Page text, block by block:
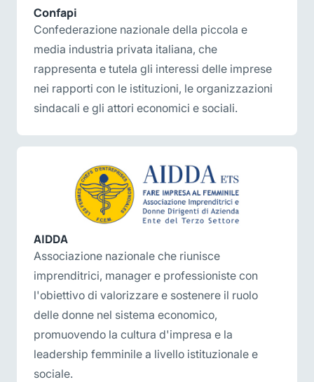
Confapi
Confederazione nazionale della piccola e
media industria privata italiana, che
rappresenta e tutela gli interessi delle imprese
nei rapporti con le istituzioni, le organizzazioni
sindacali e gli attori economici e sociali.
AIDDA
Associazione nazionale che riunisce
imprenditrici, manager e professioniste con
l'obiettivo di valorizzare e sostenere il ruolo
delle donne nel sistema economico,
promuovendo la cultura d'impresa e la
leadership femminile a livello istituzionale e
sociale.